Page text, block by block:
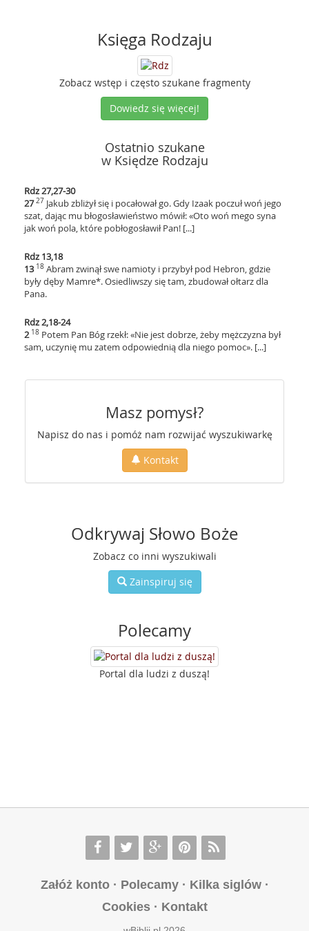
Księga Rodzaju
Zobacz wstęp i często szukane fragmenty
Dowiedz się więcej!
Ostatnio szukane
w Księdze Rodzaju
Rdz 27,27-30
2727 Jakub zbliżył się i pocałował go. Gdy Izaak poczuł woń jego
szat, dając mu błogosławieństwo mówił: «Oto woń mego syna
jak woń pola, które pobłogosławił Pan! [...]
Rdz 13,18
13 18 Abram zwinął swe namioty i przybył pod Hebron, gdzie
były dęby Mamre*. Osiedliwszy się tam, zbudował ołtarz dla
Pana.
Rdz 2,18-24
2 18 Potem Pan Bóg rzekł: «Nie jest dobrze, żeby mężczyzna był
sam, uczynię mu zatem odpowiednią dla niego pomoc». [...]
Masz pomysł?
Napisz do nas i pomóż nam rozwijać wyszukiwarkę
Kontakt
Odkrywaj Słowo Boże
Zobacz co inni wyszukiwali
Zainspiruj się
Polecamy
Portal dla ludzi z duszą!
Załóż konto· Polecamy· Kilka siglów·
Cookies· Kontakt